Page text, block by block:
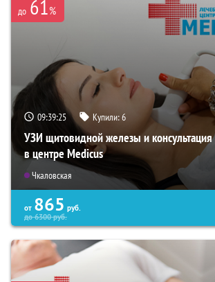
до 61%
09:39:25 Купили:6
УЗИ щитовидной железы и консультация
в центре Medicus
Чкаловская
от 865 руб.
до6300руб.